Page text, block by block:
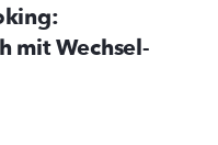
mit Wechsel-